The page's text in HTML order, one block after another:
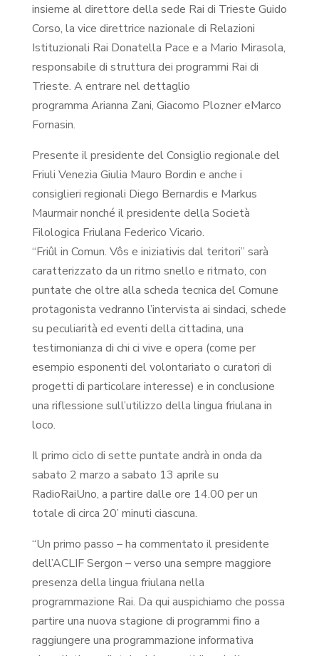
insieme al direttore della sede Rai di Trieste Guido
Corso, la vice direttrice nazionale di Relazioni
Istituzionali Rai Donatella Pace e a Mario Mirasola,
responsabile di struttura dei programmi Rai di
Trieste. A entrare nel dettaglio
programma Arianna Zani, Giacomo Plozner eMarco
Fornasin.
Presente il presidente del Consiglio regionale del
Friuli Venezia Giulia Mauro Bordin e anche i
consiglieri regionali Diego Bernardis e Markus
Maurmair nonché il presidente della Società
Filologica Friulana Federico Vicario.
“Friûl in Comun. Vôs e iniziativis dal teritori” sarà
caratterizzato da un ritmo snello e ritmato, con
puntate che oltre alla scheda tecnica del Comune
protagonista vedranno l’intervista ai sindaci, schede
su peculiarità ed eventi della cittadina, una
testimonianza di chi ci vive e opera (come per
esempio esponenti del volontariato o curatori di
progetti di particolare interesse) e in conclusione
una riflessione sull’utilizzo della lingua friulana in
loco.
Il primo ciclo di sette puntate andrà in onda da
sabato 2 marzo a sabato 13 aprile su
RadioRaiUno, a partire dalle ore 14.00 per un
totale di circa 20’ minuti ciascuna.
“Un primo passo – ha commentato il presidente
dell’ACLIF Sergon – verso una sempre maggiore
presenza della lingua friulana nella
programmazione Rai. Da qui auspichiamo che possa
partire una nuova stagione di programmi fino a
raggiungere una programmazione informativa